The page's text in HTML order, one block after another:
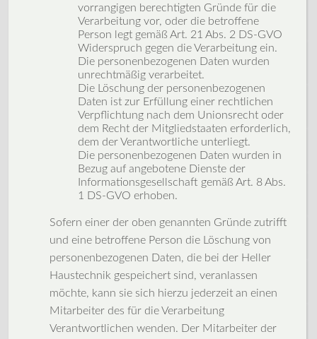
vorrangigen berechtigten Gründe für die
Verarbeitung vor, oder die betroffene
Person legt gemäß Art. 21 Abs. 2 DS-GVO
Widerspruch gegen die Verarbeitung ein.
Die personenbezogenen Daten wurden
unrechtmäßig verarbeitet.
Die Löschung der personenbezogenen
Daten ist zur Erfüllung einer rechtlichen
Verpflichtung nach dem Unionsrecht oder
dem Recht der Mitgliedstaaten erforderlich,
dem der Verantwortliche unterliegt.
Die personenbezogenen Daten wurden in
Bezug auf angebotene Dienste der
Informationsgesellschaft gemäß Art. 8 Abs.
1 DS-GVO erhoben.
Sofern einer der oben genannten Gründe zutrifft
und eine betroffene Person die Löschung von
personenbezogenen Daten, die bei der Heller
Haustechnik gespeichert sind, veranlassen
möchte, kann sie sich hierzu jederzeit an einen
Mitarbeiter des für die Verarbeitung
Verantwortlichen wenden. Der Mitarbeiter der